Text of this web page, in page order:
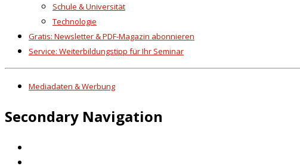
Schule & Universität
Technologie
Gratis: Newsletter & PDF-Magazin abonnieren
Service: Weiterbildungstipp für Ihr Seminar
Mediadaten & Werbung
Secondary Navigation